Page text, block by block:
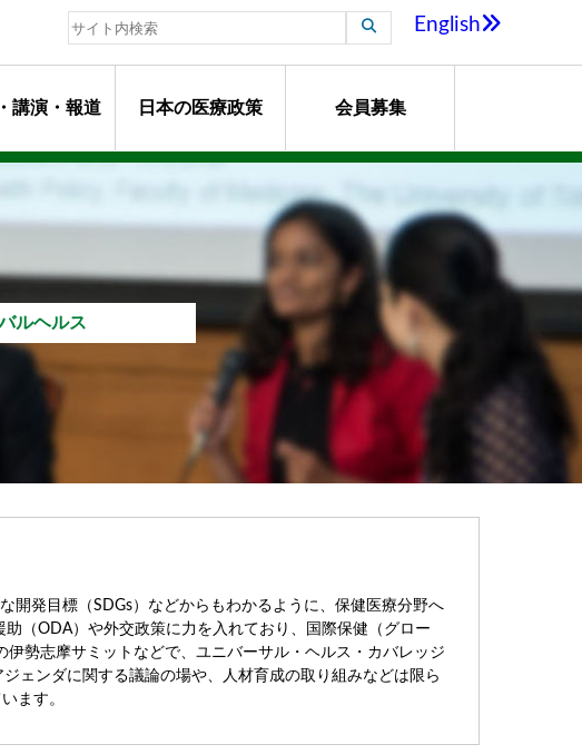
English
講演・報道 日本の医療政策 会員募集
ルヘルス
開発目標（SDGs）などからもわかるように、保健医療分野へ
（ODA）や外交政策に力を入れており、国際保健（グロー
勢志摩サミットなどで、ユニバーサル・ヘルス・カバレッジ
ェンダに関する議論の場や、人材育成の取り組みなどは限ら
ます。